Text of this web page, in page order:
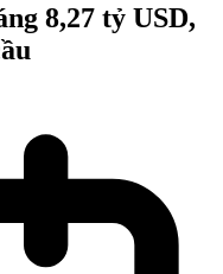
8,27 tỷ USD,